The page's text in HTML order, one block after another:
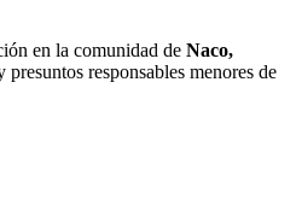
en la comunidad de Naco,
presuntos responsables menores de